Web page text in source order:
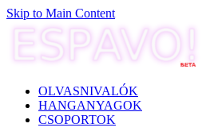
Skip to Main Content
OLVASNIVALÓK
HANGANYAGOK
CSOPORTOK